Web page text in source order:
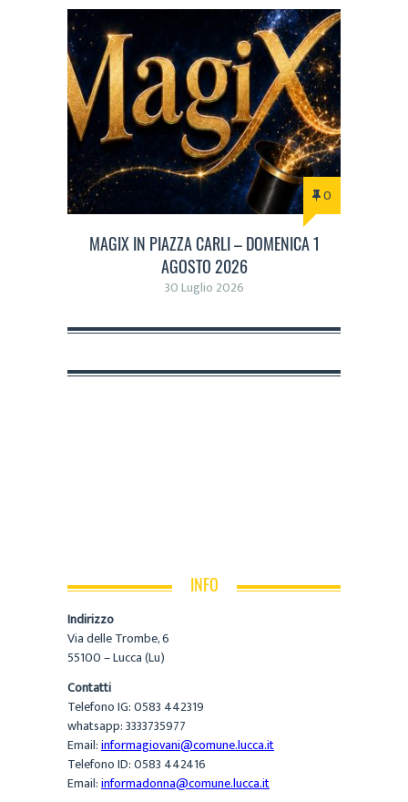
0
MAGIX IN PIAZZA CARLI – DOMENICA 1
AGOSTO 2026
30 Luglio 2026
INFO
Indirizzo
Via delle Trombe, 6
55100 – Lucca (Lu)
Contatti
Telefono IG: 0583 442319
whatsapp: 3333735977
Email:informagiovani@comune.lucca.it
Telefono ID: 0583 442416
Email:informadonna@comune.lucca.it